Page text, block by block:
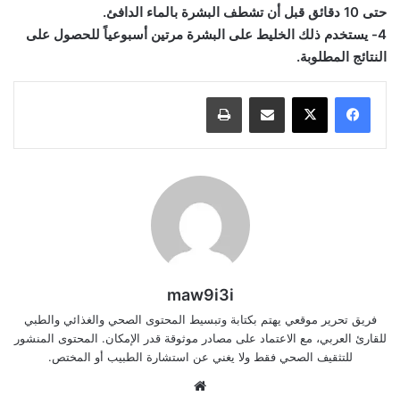
حتى 10 دقائق قبل أن تشطف البشرة بالماء الدافئ.
4- يستخدم ذلك الخليط على البشرة مرتين أسبوعياً للحصول على
النتائج المطلوبة.
مشاركة عبر البريد طباعة
maw9i3i
فريق تحرير موقعي يهتم بكتابة وتبسيط المحتوى الصحي والغذائي والطبي
للقارئ العربي، مع الاعتماد على مصادر موثوقة قدر الإمكان. المحتوى المنشور
للتثقيف الصحي فقط ولا يغني عن استشارة الطبيب أو المختص.